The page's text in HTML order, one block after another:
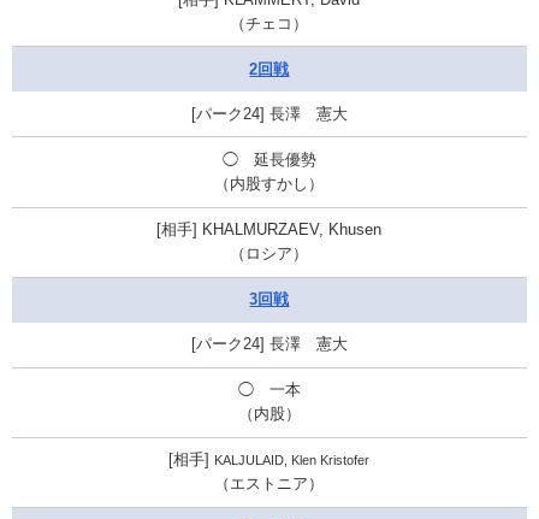
（チェコ）
2回戦
長澤 憲大
◯ 延長優勢
（内股すかし）
KHALMURZAEV, Khusen
（ロシア）
3回戦
長澤 憲大
◯ 一本
（内股）
KALJULAID, Klen Kristofer
（エストニア）